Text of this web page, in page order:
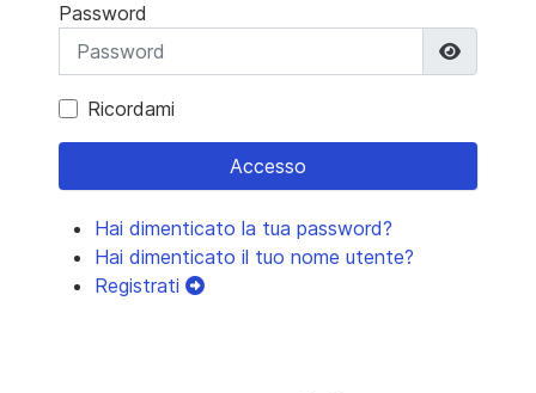
Password
Ricordami
Accesso
Hai dimenticato la tua password?
Hai dimenticato il tuo nome utente?
Registrati